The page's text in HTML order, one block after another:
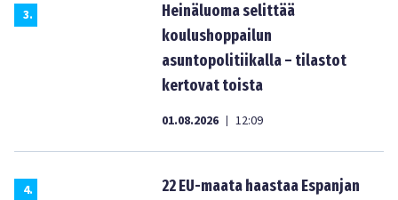
3.
Heinäluoma selittää
koulushoppailun
asuntopolitiikalla – tilastot
kertovat toista
01.08.2026 | 12:09
4.
22 EU-maata haastaa Espanjan